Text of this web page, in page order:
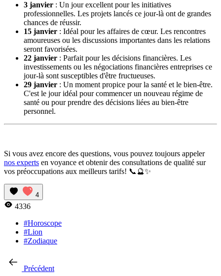
3 janvier : Un jour excellent pour les initiatives
professionnelles. Les projets lancés ce jour-là ont de grandes
chances de réussir.
15 janvier : Idéal pour les affaires de cœur. Les rencontres
amoureuses ou les discussions importantes dans les relations
seront favorisées.
22 janvier : Parfait pour les décisions financières. Les
investissements ou les négociations financières entreprises ce
jour-là sont susceptibles d'être fructueuses.
29 janvier : Un moment propice pour la santé et le bien-être.
C'est le jour idéal pour commencer un nouveau régime de
santé ou pour prendre des décisions liées au bien-être
personnel.
Si vous avez encore des questions, vous pouvez toujours appeler
nos experts en voyance et obtenir des consultations de qualité sur
vos préoccupations aux meilleurs tarifs! 📞🔮✨
4
4336
#Horoscope
#Lion
#Zodiaque
Précédent